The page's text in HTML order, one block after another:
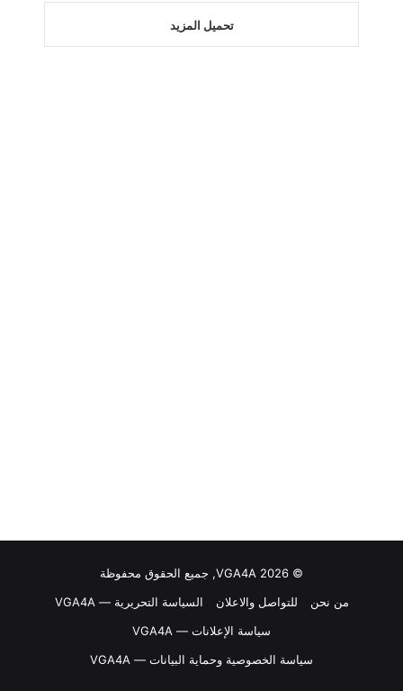
تحميل المزيد
© VGA4A 2026, جميع الحقوق محفوظة
من نحن
للتواصل والاعلان
السياسة التحريرية — VGA4A
سياسة الإعلانات — VGA4A
سياسة الخصوصية وحماية البيانات — VGA4A